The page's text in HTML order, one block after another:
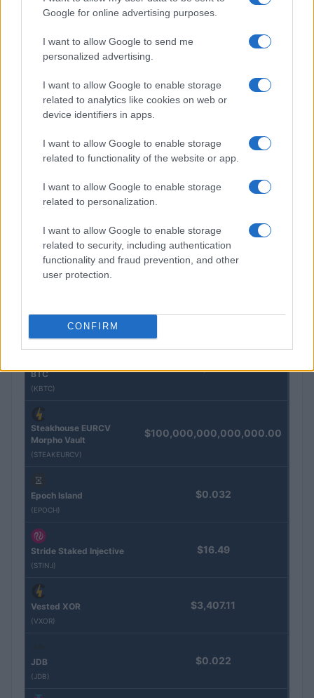
Google for online advertising purposes.
I want to allow Google to send me
personalized advertising.
I want to allow Google to enable storage
related to analytics like cookies on web or
device identifiers in apps.
I want to allow Google to enable storage
related to functionality of the website or app.
I want to allow Google to enable storage
related to personalization.
I want to allow Google to enable storage
related to security, including authentication
functionality and fraud prevention, and other
user protection.
CONFIRM
La macchina usata più affidabile: un investimento che esige
ponderazione
Redazione · 5 Ago 2026
Nome Prezzo
BTC
(KBTC)
Steakhouse EURCV
Morpho Vault
(STEAKEURCV)
$100,000,000,000,000.00
Epoch Island
(EPOCH)
$0.032
Stride Staked Injective
(STINJ)
$16.49
Vested XOR
(VXOR)
$3,407.11
JDB
(JDB)
$0.022